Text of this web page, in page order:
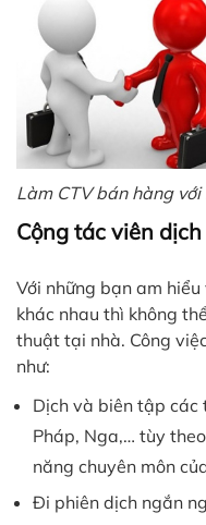
Làm CTV bán hàng
Cộng tác viên
Với những bạn am
khác nhau thì không
thuật tại nhà. Công
như:
Dịch và biên tập các
Pháp, Nga,… tùy
năng chuyên môn
Đi phiên dịch ngắn